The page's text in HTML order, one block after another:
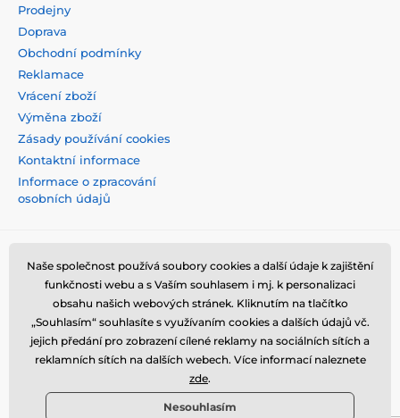
Prodejny
Doprava
Obchodní podmínky
Reklamace
Vrácení zboží
Výměna zboží
Zásady používání cookies
Kontaktní informace
Informace o zpracování
osobních údajů
Naše společnost používá soubory cookies a další údaje k zajištění
funkčnosti webu a s Vaším souhlasem i mj. k personalizaci
obsahu našich webových stránek. Kliknutím na tlačítko
„Souhlasím“ souhlasíte s využívaním cookies a dalších údajů vč.
jejich předání pro zobrazení cílené reklamy na sociálních sítích a
reklamních sítích na dalších webech. Více informací naleznete
zde.
Nesouhlasím